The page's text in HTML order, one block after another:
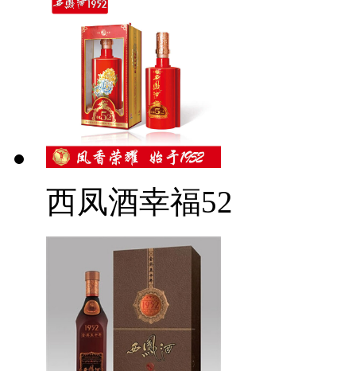
西凤酒幸福52